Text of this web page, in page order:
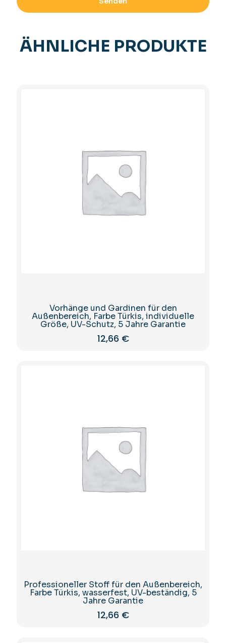
ÄHNLICHE PRODUKTE
Vorhänge und Gardinen für den
Außenbereich, Farbe Türkis, individuelle
Größe, UV-Schutz, 5 Jahre Garantie
12,66 €
Professioneller Stoff für den Außenbereich,
Farbe Türkis, wasserfest, UV-beständig, 5
Jahre Garantie
12,66 €